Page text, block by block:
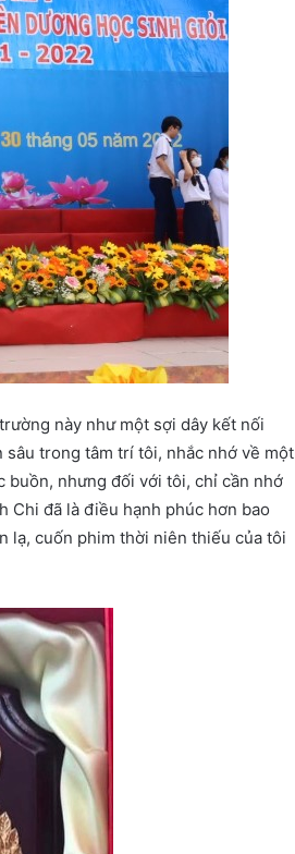
này như một sợi dây kết nối
trong tâm trí tôi, nhắc nhớ về một
buồn, nhưng đối với tôi, chỉ cần nhớ
Chi đã là điều hạnh phúc hơn bao
lạ, cuốn phim thời niên thiếu của tôi